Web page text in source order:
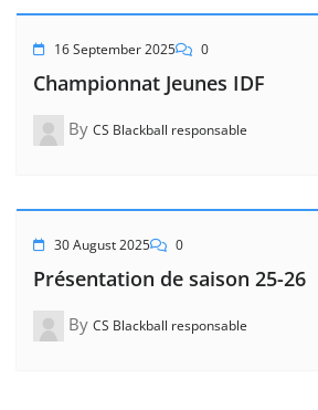
16 September 2025 0
Championnat Jeunes IDF
By CS Blackball responsable
30 August 2025 0
Présentation de saison 25-26
By CS Blackball responsable